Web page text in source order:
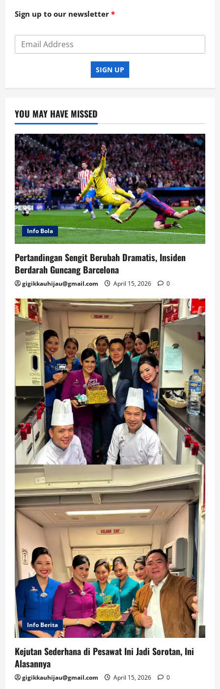
Sign up to our newsletter
SIGN UP
YOU MAY HAVE MISSED
Info Bola
Pertandingan Sengit Berubah Dramatis, Insiden
Berdarah Guncang Barcelona
gigikkauhijau@gmail.com April 15, 2026 0
Info Berita
Kejutan Sederhana di Pesawat Ini Jadi Sorotan, Ini
Alasannya
gigikkauhijau@gmail.com April 15, 2026 0